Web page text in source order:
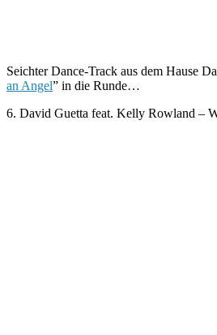
Seichter Dance-Track aus dem Hause
an Angel” in die Runde…
6. David Guetta feat. Kelly Rowland –